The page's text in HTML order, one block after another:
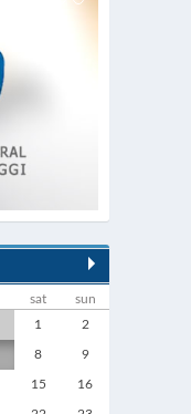
sat
sun
1
2
8 9
15 16